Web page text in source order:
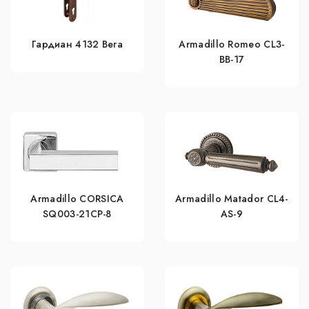
Гардиан 4132 Вега
Armadillo Romeo CL3-
BB-17
Armadillo CORSICA
SQ003-21CP-8
Armadillo Matador CL4-
AS-9